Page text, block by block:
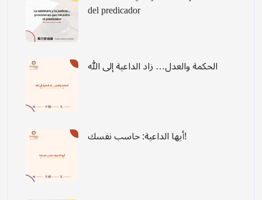
del predicador
الحكمة والعدل… زاد الداعية إلى الله
أيها الداعية: حاسب نفسك!